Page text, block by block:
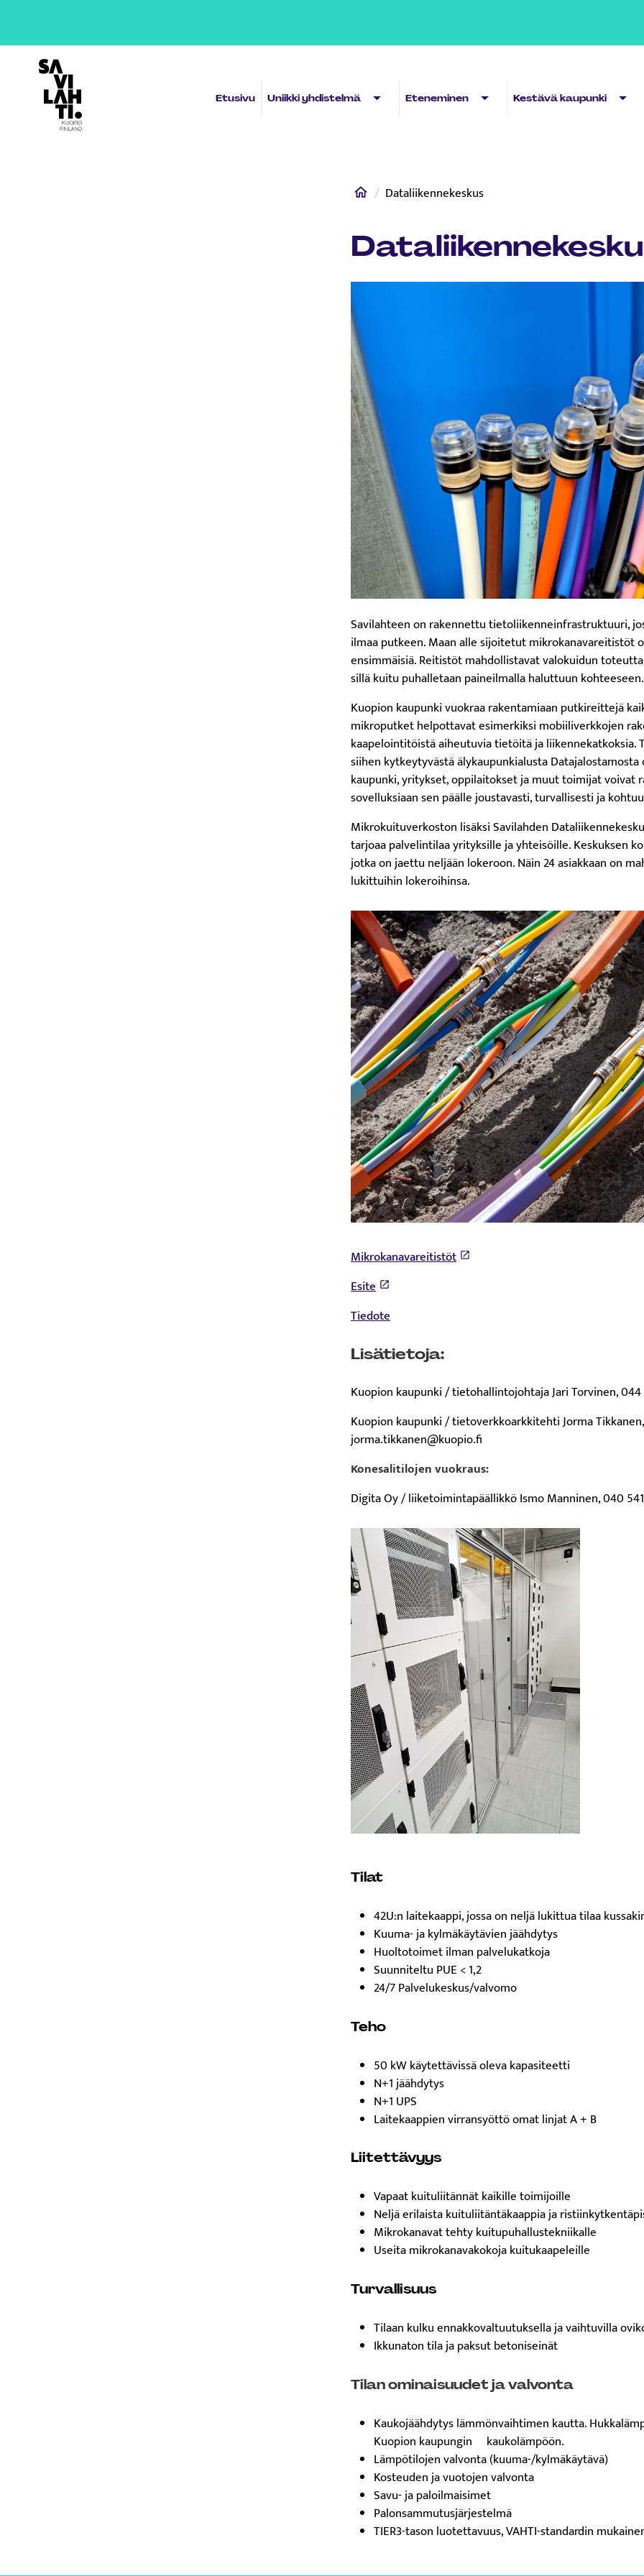
Etusivulle
Etusivu Uniikki yhdistelmä Sub menuEteneminen Sub menuKestävä kaupunki Sub
HomeDataliikennekeskus
Savilahteen on rakennettu tietoliikenneinfrastruktuuri,
ilmaa putkeen. Maan alle sijoitetut mikrokanavareitistöt
ensimmäisiä. Reitistöt mahdollistavat valokuidun
sillä kuitu puhalletaan paineilmalla haluttuun kohteeseen.
Kuopion kaupunki vuokraa rakentamiaan putkireittejä
mikroputket helpottavat esimerkiksi mobiiliverkkojen
kaapelointitöistä aiheutuvia tietöitä ja
siihen kytkeytyvästä älykaupunkialusta
kaupunki, yritykset, oppilaitokset ja muut toimijat voivat
sovelluksiaan sen päälle joustavasti, turvallisesti ja
Mikrokuituverkoston lisäksi Savilahden
tarjoaa palvelintilaa yrityksille ja yhteisöille. Keskuksen
jotka on jaettu neljään lokeroon. Näin 24 asiakkaan on
lukittuihin lokeroihinsa.
Mikrokanavareitistöt
Esite
Tiedote
Lisätietoja:
Kuopion kaupunki / tietohallintojohtaja Jari Torvinen,
Kuopion kaupunki / tietoverkkoarkkitehti Jorma
jorma.tikkanen@kuopio.fi
Konesalitilojen vuokraus:
Digita Oy / liiketoimintapäällikkö Ismo Manninen, 040
Tilat
42U:n laitekaappi, jossa on neljä lukittua tilaa
Kuuma- ja kylmäkäytävien jäähdytys
Huoltotoimet ilman palvelukatkoja
Suunniteltu PUE < 1,2
24/7 Palvelukeskus/valvomo
Teho
50 kW käytettävissä oleva kapasiteetti
N+1 jäähdytys
N+1 UPS
Laitekaappien virransyöttö omat linjat A + B
Liitettävyys
Vapaat kuituliitännät kaikille toimijoille
Neljä erilaista kuituliitäntäkaappia ja
Mikrokanavat tehty kuitupuhallustekniikalle
Useita mikrokanavakokoja kuitukaapeleille
Turvallisuus
Tilaan kulku ennakkovaltuutuksella ja vaihtuvilla
Ikkunaton tila ja paksut betoniseinät
Tilan ominaisuudet ja valvonta
Kaukojäähdytys lämmönvaihtimen kautta.
Kuopion kaupungin kaukolämpöön.
Lämpötilojen valvonta (kuuma-/kylmäkäytävä)
Kosteuden ja vuotojen valvonta
Savu- ja paloilmaisimet
Palonsammutusjärjestelmä
TIER3-tason luotettavuus, VAHTI-standardin